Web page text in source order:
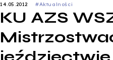
14.05.2012 #Aktualności
KU AZS